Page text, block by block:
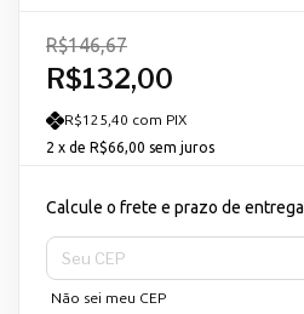
R$132,00
R$146,67
R$125,40 com PIX
2 x de R$66,00 sem juros
Calcule o frete e prazo de entrega
Entregas para o CEP:
Não sei meu CEP